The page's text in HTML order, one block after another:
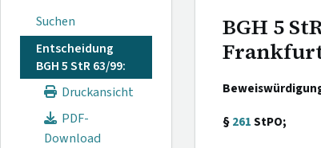
Suchen
Entscheidung
BGH 5 StR 63/99:
Druckansicht
PDF-
Download
BGH 5
§261StPO;